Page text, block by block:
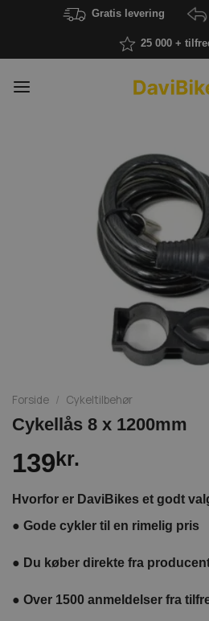
Gratis levering
25 000 +
Forside / Cykeltilbehør
Cykellås 8 x 1200mm
139kr.
Hvorfor er DaviBikes et godt
● Gode cykler til en rimelig pris
● Du køber direkte fra
● Over 1500 anmeldelser fra